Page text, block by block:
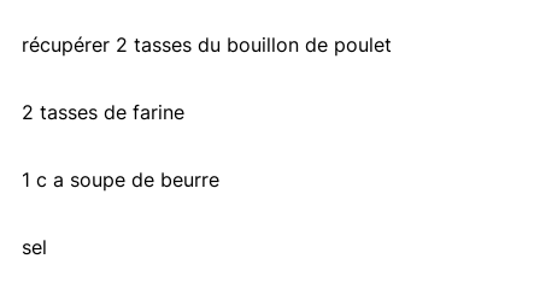
récupérer 2 tasses du bouillon de poulet
2 tasses de farine
1 c a soupe de beurre
sel